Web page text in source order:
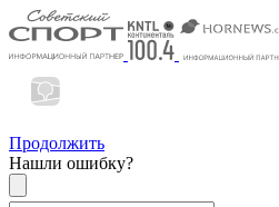
Продолжить
Нашли ошибку?